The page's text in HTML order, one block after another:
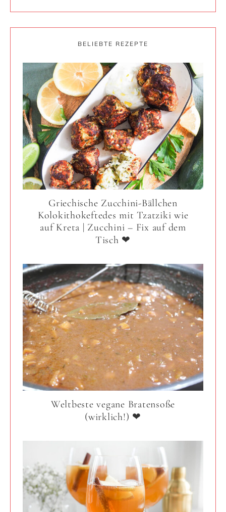
BELIEBTE REZEPTE
Griechische Zucchini-Bällchen
Kolokithokeftedes mit Tzatziki wie
auf Kreta | Zucchini – Fix auf dem
Tisch ❤
Weltbeste vegane Bratensoße
(wirklich!) ❤